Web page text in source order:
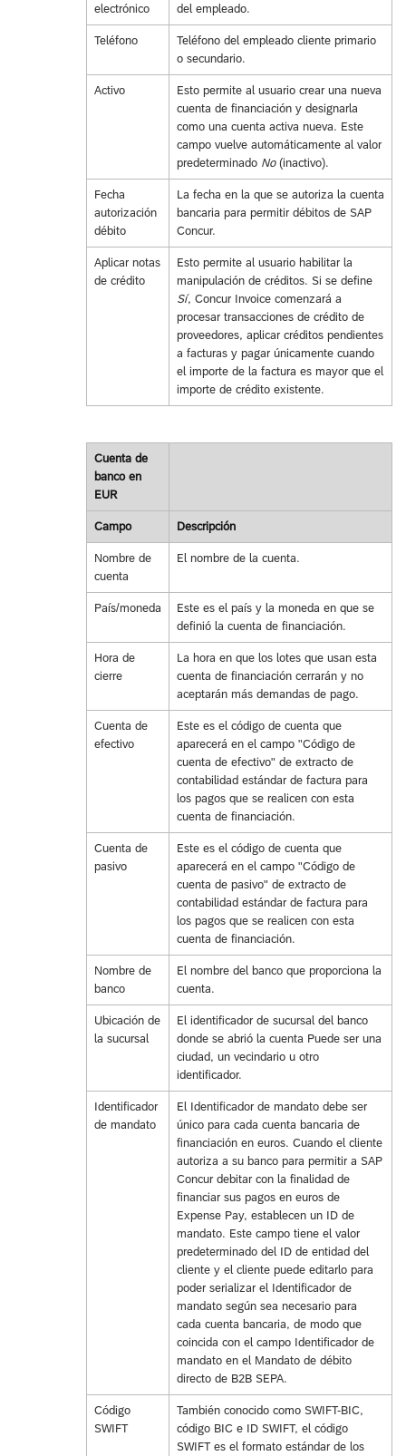
electrónico
del empleado.
Teléfono
Teléfono del empleado cliente primario
o secundario.
Activo
Esto permite al usuario crear una nueva
cuenta de financiación y designarla
como una cuenta activa nueva. Este
campo vuelve automáticamente al valor
predeterminado No(inactivo).
Fecha
autorización
débito
La fecha en la que se autoriza la cuenta
bancaria para permitir débitos de SAP
Concur.
Aplicar notas
de crédito
Esto permite al usuario habilitar la
manipulación de créditos. Si se define
Sí, Concur Invoice comenzará a
procesar transacciones de crédito de
proveedores, aplicar créditos pendientes
a facturas y pagar únicamente cuando
el importe de la factura es mayor que el
importe de crédito existente.
Cuenta de
banco en
EUR
Campo Descripción
Nombre de
cuenta
El nombre de la cuenta.
País/moneda
Este es el país y la moneda en que se
definió la cuenta de financiación.
Hora de
cierre
La hora en que los lotes que usan esta
cuenta de financiación cerrarán y no
aceptarán más demandas de pago.
Cuenta de
efectivo
Este es el código de cuenta que
aparecerá en el campo "Código de
cuenta de efectivo" de extracto de
contabilidad estándar de factura para
los pagos que se realicen con esta
cuenta de financiación.
Cuenta de
pasivo
Este es el código de cuenta que
aparecerá en el campo "Código de
cuenta de pasivo" de extracto de
contabilidad estándar de factura para
los pagos que se realicen con esta
cuenta de financiación.
Nombre de
banco
El nombre del banco que proporciona la
cuenta.
Ubicación de
la sucursal
El identificador de sucursal del banco
donde se abrió la cuenta Puede ser una
ciudad, un vecindario u otro
identificador.
Identificador
de mandato
El Identificador de mandato debe ser
único para cada cuenta bancaria de
financiación en euros. Cuando el cliente
autoriza a su banco para permitir a SAP
Concur debitar con la finalidad de
financiar sus pagos en euros de
Expense Pay, establecen un ID de
mandato. Este campo tiene el valor
predeterminado del ID de entidad del
cliente y el cliente puede editarlo para
poder serializar el Identificador de
mandato según sea necesario para
cada cuenta bancaria, de modo que
coincida con el campo Identificador de
mandato en el Mandato de débito
directo de B2B SEPA.
Código
SWIFT
También conocido como SWIFT-BIC,
código BIC e ID SWIFT, el código
SWIFT es el formato estándar de los